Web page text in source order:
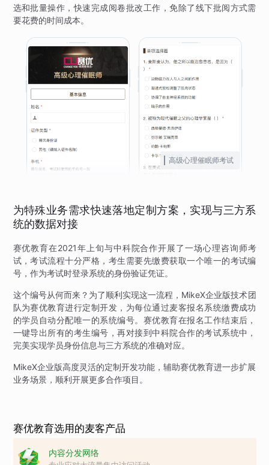
选和批量操作，快速完成阅卷批改工作，免除了线下批阅方式需
要花费的时间成本。
高级心理催眠师考试
为特殊业务需求快速落地定制方案，实现与三方系
统的数据对接
赛优教育在2021年上旬与中科院合作开展了一场心理咨询师考
试，考试流程十分严格，考生需要先缴费获取一个唯一的考试编
号，作为考试时登录系统的身份验证凭证。
这个编号从何而来？为了顺利实现这一流程，MikeX企业版技术团
队为赛优教育进行定制开发，为每位通过麦客报名系统缴费成功
的学员自动分配唯一的系统编号。赛优教育在报名工作结束后，
一键导出所有的考生编号，再对接到中科院合作的考试系统中，
完美实现学员身份信息与三方系统的准确对应。
MikeX企业版高度灵活的定制开发功能，辅助赛优教育进一步扩展
业务场景，顺利开展更多合作项目。
赛优教育选用的麦客产品
内容分发网络